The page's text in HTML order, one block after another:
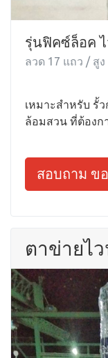
รุ่นฟิคซ์ล็อค
ลวด 17 แถว / สู
เหมาะสำหรับ รั้
ล้อมสวน ที่ต้องก
สอบถาม ข
ตาข่ายไ